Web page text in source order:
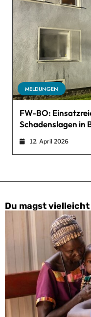
MELDUNGEN
FW-BO:
Schadenslagen in
12. April 2026
Du magst